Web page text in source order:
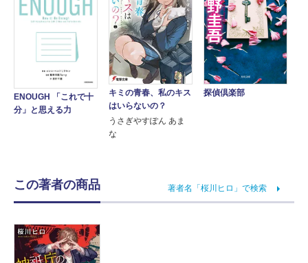
ENOUGH 「これで十
分」と思える力
キミの青春、私のキス
はいらないの？
うさぎやすぽん あま
な
探偵倶楽部
この著者の商品 著者名「桜川ヒロ」で検索